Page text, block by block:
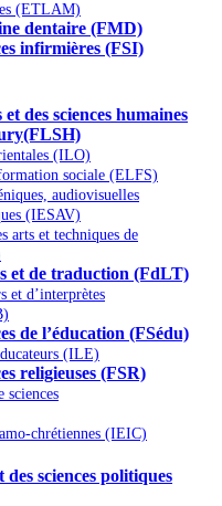
(ETLAM)
dentaire (FMD)
infirmières (FSI)
des sciences humaines
(ILO)
sociale (ELFS)
audiovisuelles
(IESAV)
arts et techniques de
et de traduction (FdLT)
et d’interprètes
de l’éducation (FSédu)
(ILE)
religieuses (FSR)
sciences
chrétiennes (IEIC)
sciences politiques